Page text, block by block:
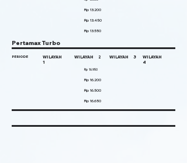
Rp 13.200
Rp 13.450
Rp 13.550
Pertamax Turbo
PERIODE
WILAYAH
1
WILAYAH 2 WILAYAH 3
WILAYAH
4
Rp 16.950
Rp 16.200
Rp 16.500
Rp 16.650